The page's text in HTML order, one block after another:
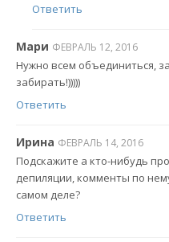
Ответить
Мари ФЕВРАЛЬ 12, 2016
Нужно всем объединиться,
забирать!)))))
Ответить
Ирина ФЕВРАЛЬ 14, 2016
Подскажите а кто-нибудь
депиляции, комменты по
самом деле?
Ответить